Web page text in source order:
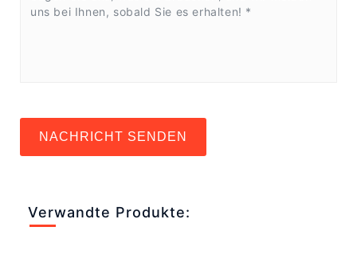
NACHRICHT SENDEN
Verwandte Produkte: